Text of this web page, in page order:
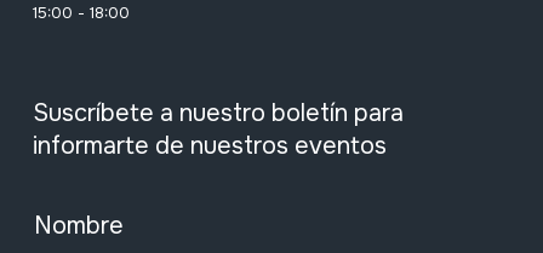
15:00 - 18:00
Suscríbete a nuestro boletín para
informarte de nuestros eventos
Nombre